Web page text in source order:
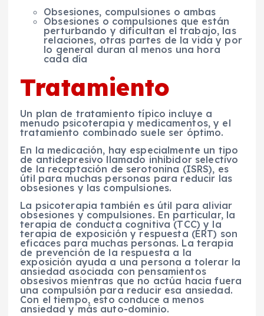
Obsesiones, compulsiones o ambas
Obsesiones o compulsiones que están
perturbando y dificultan el trabajo, las
relaciones, otras partes de la vida y por
lo general duran al menos una hora
cada día
Tratamiento
Un plan de tratamiento típico incluye a
menudo psicoterapia y medicamentos, y el
tratamiento combinado suele ser óptimo.
En la medicación, hay especialmente un tipo
de antidepresivo llamado inhibidor selectivo
de la recaptación de serotonina (ISRS), es
útil para muchas personas para reducir las
obsesiones y las compulsiones.
La psicoterapia también es útil para aliviar
obsesiones y compulsiones. En particular, la
terapia de conducta cognitiva (TCC) y la
terapia de exposición y respuesta (ERT) son
eficaces para muchas personas. La terapia
de prevención de la respuesta a la
exposición ayuda a una persona a tolerar la
ansiedad asociada con pensamientos
obsesivos mientras que no actúa hacia fuera
una compulsión para reducir esa ansiedad.
Con el tiempo, esto conduce a menos
ansiedad y más auto-dominio.